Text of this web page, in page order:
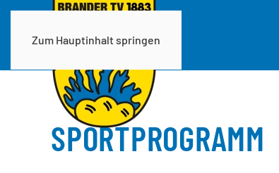
Zum Hauptinhalt springen
SPORTPROGRAMM